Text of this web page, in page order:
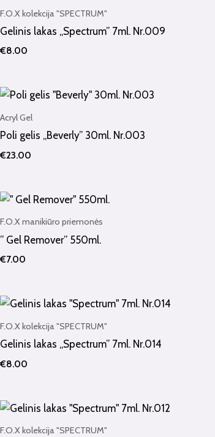
F.O.X kolekcija "SPECTRUM"
Gelinis lakas „Spectrum” 7ml. Nr.009
€8.00
Acryl Gel
Poli gelis „Beverly” 30ml. Nr.003
€23.00
F.O.X manikiūro priemonės
” Gel Remover” 550ml.
€7.00
F.O.X kolekcija "SPECTRUM"
Gelinis lakas „Spectrum” 7ml. Nr.014
€8.00
F.O.X kolekcija "SPECTRUM"